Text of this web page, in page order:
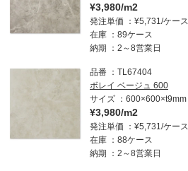
¥3,980/m2
発注単価
¥5,731/ケース
在庫
89ケース
納期
2～8営業日
品番
TL67404
ボレイ ベージュ 600
サイズ
600×600×t9mm
¥3,980/m2
発注単価
¥5,731/ケース
在庫
88ケース
納期
2～8営業日